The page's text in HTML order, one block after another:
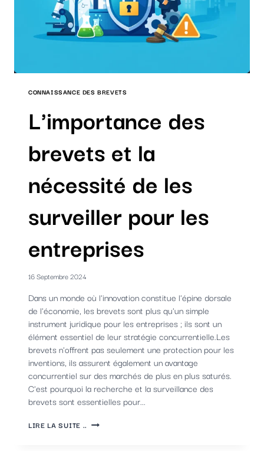
CONCURRENTS
CONNAISSANCE DES BREVETS
L'importance des
brevets et la
nécessité de les
surveiller pour les
entreprises
16 Septembre 2024
Dans un monde où l'innovation constitue l'épine dorsale
de l'économie, les brevets sont plus qu'un simple
instrument juridique pour les entreprises ; ils sont un
élément essentiel de leur stratégie concurrentielle.Les
brevets n'offrent pas seulement une protection pour les
inventions, ils assurent également un avantage
concurrentiel sur des marchés de plus en plus saturés.
C'est pourquoi la recherche et la surveillance des
brevets sont essentielles pour...
LIRE LA SUITE .. L'IMPORTANCE